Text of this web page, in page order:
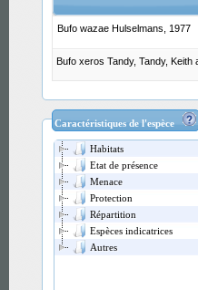
Bufo wazae Hulselmans, 1977
Bufo xeros Tandy, Tandy, Keith
Caractéristiques de l'espèce
Habitats
Etat de présence
Menace
Protection
Répartition
Espèces indicatrices
Autres